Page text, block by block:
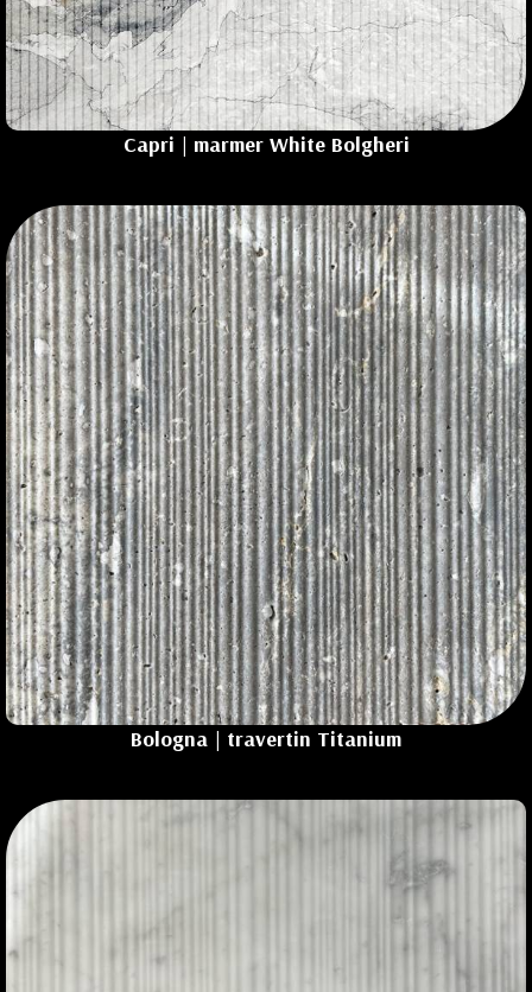
Capri | marmer White Bolgheri
Bologna | travertin Titanium